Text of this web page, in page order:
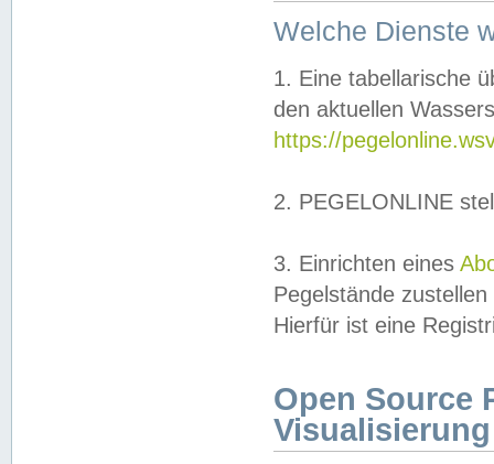
Welche Dienste
1. Eine tabellarische
den aktuellen
https://
2. PEGELONLINE
3. Einrichten eines
Pegelstände
Hierfür ist eine
Open Source
Visualisierung